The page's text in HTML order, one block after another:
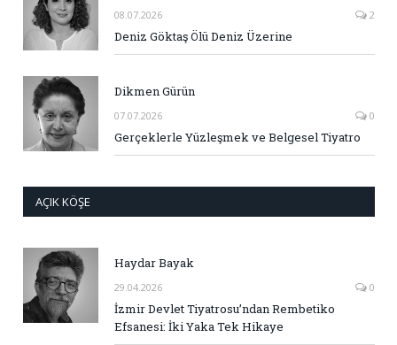
08.07.2026 2
Deniz Göktaş Ölü Deniz Üzerine
Dikmen Gürün
07.07.2026 0
Gerçeklerle Yüzleşmek ve Belgesel Tiyatro
AÇIK KÖŞE
Haydar Bayak
29.04.2026 0
İzmir Devlet Tiyatrosu’ndan Rembetiko
Efsanesi: İki Yaka Tek Hikaye